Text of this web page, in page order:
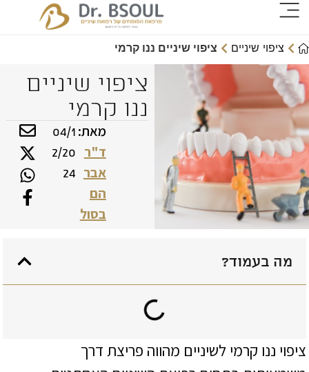
ציפוי שיניים ציפוי שיניים ננו קרמי
ציפוי שיניים
ננו קרמי
מאת:
ד"ר
אבר
הם
בסול
04/1
2/20
24
ציפוי ננו קרמי לשיניים מהווה פריצת דרך
מה בעמוד?